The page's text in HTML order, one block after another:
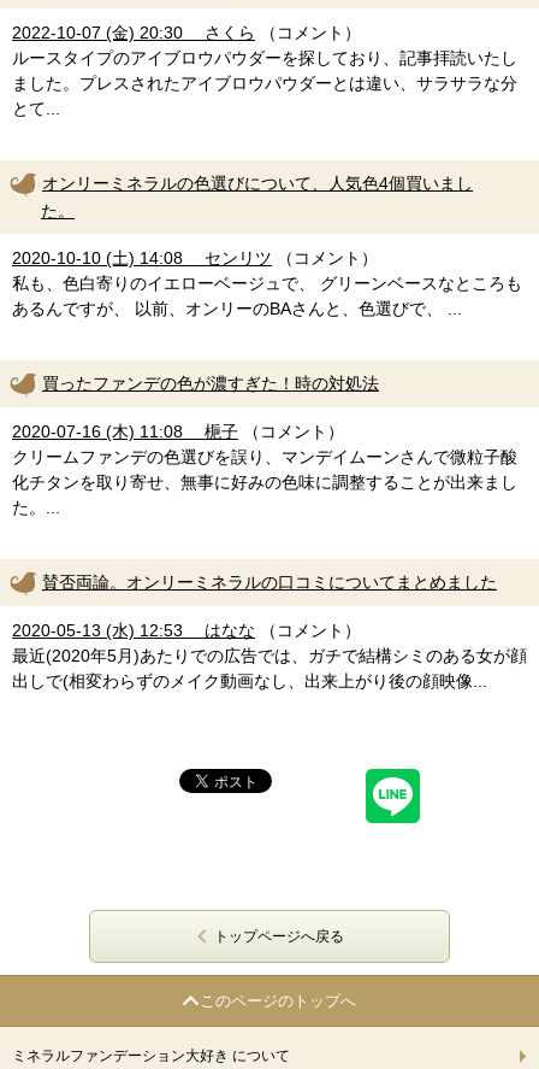
2022-10-07 (金) 20:30 さくら
（コメント）
ルースタイプのアイブロウパウダーを探しており、記事拝読いたし
ました。プレスされたアイブロウパウダーとは違い、サラサラな分
とて...
オンリーミネラルの色選びについて、人気色4個買いまし
た。
2020-10-10 (土) 14:08 センリツ （コメント）
私も、色白寄りのイエローベージュで、 グリーンベースなところも
あるんですが、 以前、オンリーのBAさんと、色選びで、 ...
買ったファンデの色が濃すぎた！時の対処法
2020-07-16 (木) 11:08 梔子 （コメント）
クリームファンデの色選びを誤り、マンデイムーンさんで微粒子酸
化チタンを取り寄せ、無事に好みの色味に調整することが出来まし
た。...
賛否両論。オンリーミネラルの口コミについてまとめました
2020-05-13 (水) 12:53 はなな （コメント）
最近(2020年5月)あたりでの広告では、ガチで結構シミのある女が顔
出しで(相変わらずのメイク動画なし、出来上がり後の顔映像...
トップページへ戻る
このページのトップへ
ミネラルファンデーション大好き について